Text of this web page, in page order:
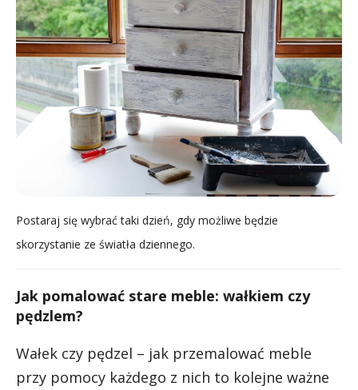
Postaraj się wybrać taki dzień, gdy możliwe będzie
skorzystanie ze światła dziennego.
Jak pomalować stare meble: wałkiem czy
pędzlem?
Wałek czy pędzel – jak przemalować meble
przy pomocy każdego z nich to kolejne ważne